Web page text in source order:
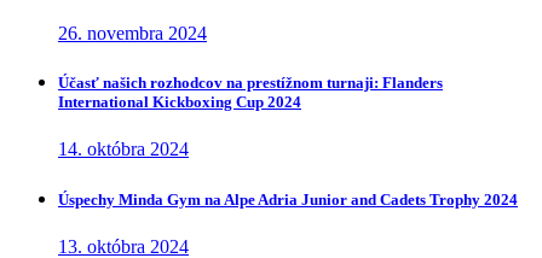
26. novembra 2024
Účasť našich rozhodcov na prestížnom turnaji: Flanders
International Kickboxing Cup 2024
14. októbra 2024
Úspechy Minda Gym na Alpe Adria Junior and Cadets Trophy 2024
13. októbra 2024